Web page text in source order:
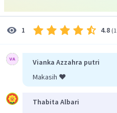
1 4.8 (
Vianka Azzahra putri
Makasih ❤️
Thabita Albari